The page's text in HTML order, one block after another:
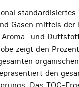
Gasen mittels
und
zeigt den
den
Das TOC-